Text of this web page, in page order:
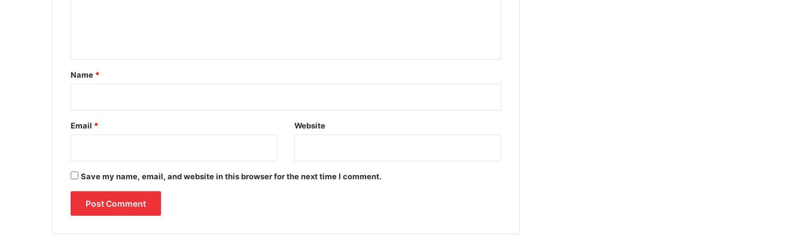
*
Name *
Email * Website
Save my name, email, and website in this browser for the next time I comment.